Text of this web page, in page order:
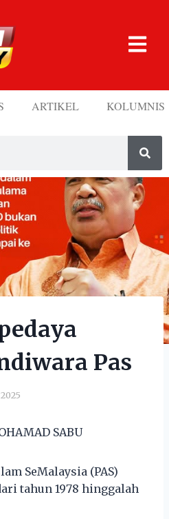
ARTIKEL KOLUMNIS
Pas
SABU
SeMalaysia (PAS)
tahun 1978 hinggalah